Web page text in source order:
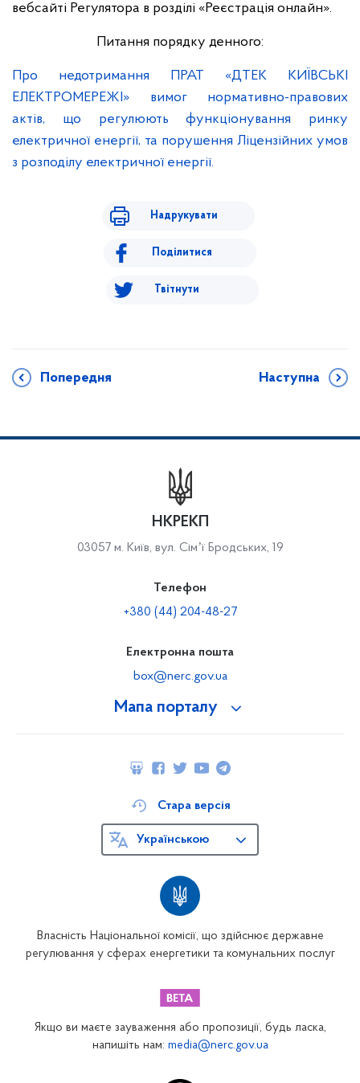
вебсайті Регулятора в розділі «Реєстрація онлайн».
Питання порядку денного:
Про недотримання ПРАТ «ДТЕК КИЇВСЬКІ
ЕЛЕКТРОМЕРЕЖІ» вимог нормативно-правових
актів, що регулюють функціонування ринку
електричної енергії, та порушення Ліцензійних умов
з розподілу електричної енергії.
Надрукувати
Поділитися
Твітнути
Попередня Наступна
Мапа порталу
НКРЕКП
03057 м. Київ, вул. Сімʼї Бродських, 19
Телефон
+380 (44) 204-48-27
Електронна пошта
box@nerc.gov.ua
Власність Національної комісії, що здійснює державне
регулювання у сферах енергетики та комунальних послуг
Стара версія
Українською
Якщо ви маєте зауваження або пропозиції, будь ласка,
напишіть нам: media@nerc.gov.ua